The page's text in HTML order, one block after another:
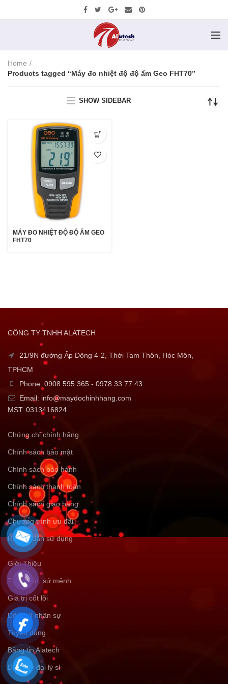
Home
Products tagged “Máy đo nhiệt độ độ ẩm Geo FHT70”
SHOW SIDEBAR
MÁY ĐO NHIỆT ĐỘ ĐỘ ẨM GEO
FHT70
CÔNG TY TNHH ALATECH
21/9N đường Ấp Đông 4-2, Thới Tam Thôn, Hóc Môn,
TPHCM
Phone: 0908 595 365 - 0978 33 77 43
Email: info@maydochinhhang.com
MST: 0313416824
Chứng chỉ chính hãng
Chính sách bảo mật
Chính sách bảo hành
Chính sách thanh toán
Chính sách giao hàng
Chương trình ưu đãi
Hướng dẫn sử dụng
Giới Thiệu
Tầm nhìn, sứ mệnh
Giá trị cốt lõi
Đội ngũ nhân sự
Tuyển dụng
Bảng tin Alatech
Đăng ký đại lý sỉ